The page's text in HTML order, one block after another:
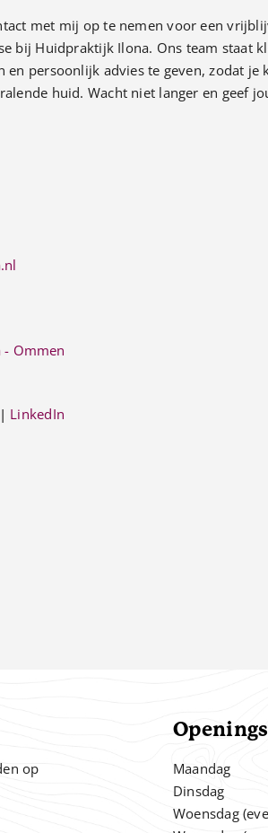
met mij op te nemen voor een
bij Huidpraktijk Ilona. Ons team staat
en persoonlijk advies te geven, zodat je
huid. Wacht niet langer en geef
- Ommen
| LinkedIn
op
Maandag
Dinsdag
Woensdag